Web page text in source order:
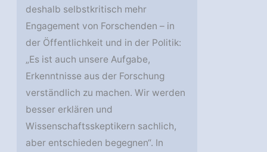
deshalb selbstkritisch mehr
Engagement von Forschenden – in
der Öffentlichkeit und in der Politik:
„Es ist auch unsere Aufgabe,
Erkenntnisse aus der Forschung
verständlich zu machen. Wir werden
besser erklären und
Wissenschaftsskeptikern sachlich,
aber entschieden begegnen“. In